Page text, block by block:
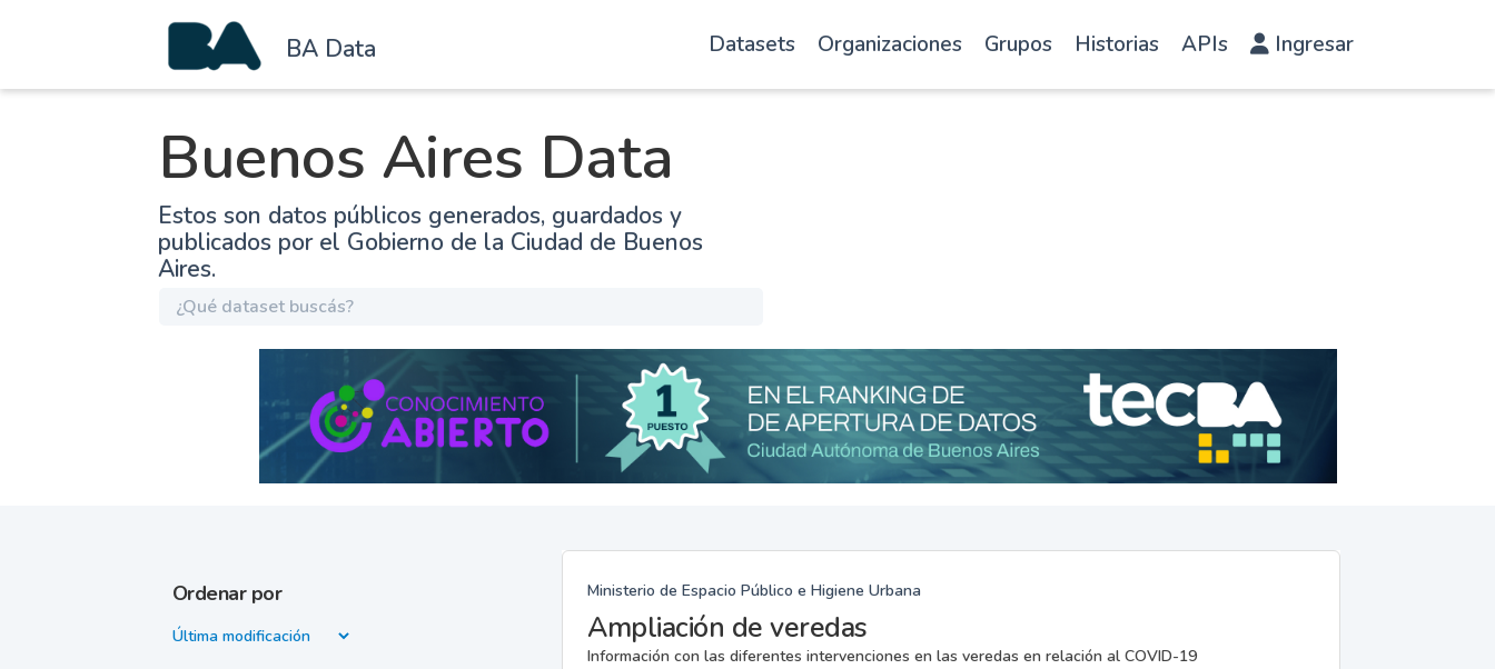
BA Data Datasets Organizaciones Grupos Historias APIs Ingresar
Buenos Aires Data
Estos son datos públicos generados, guardados y
publicados por el Gobierno de la Ciudad de Buenos
Aires.
Ordenar por Ministerio de Espacio Público e Higiene Urbana
Ampliación de veredas
Información con las diferentes intervenciones en las veredas en relación al COVID-19